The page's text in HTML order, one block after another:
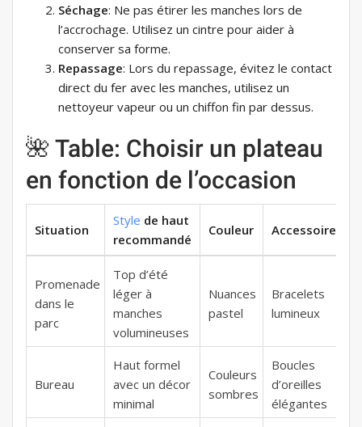
Séchage: Ne pas étirer les manches lors de
l’accrochage. Utilisez un cintre pour aider à
conserver sa forme.
Repassage: Lors du repassage, évitez le contact
direct du fer avec les manches, utilisez un
nettoyeur vapeur ou un chiffon fin par dessus.
🌺 Table: Choisir un plateau
en fonction de l’occasion
Situation
Style de haut
recommandé
Couleur Accessoires
Promenade
dans le
parc
Top d’été
léger à
manches
volumineuses
Nuances
pastel
Bracelets
lumineux
Bureau
Haut formel
avec un décor
minimal
Couleurs
sombres
Boucles
d’oreilles
élégantes